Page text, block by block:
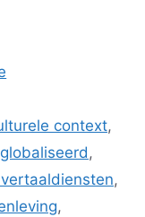
context,
,
,
,